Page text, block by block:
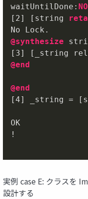
waitUntilDone: NO
[ 2] [string
@synthesize
[ 3
@end
@end
[4] _string =
OK
!
実例 case E: クラスを
設計する